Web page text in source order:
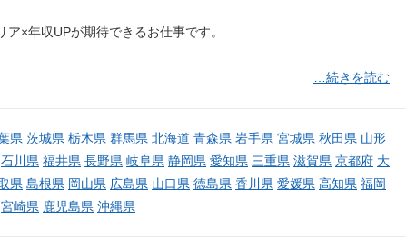
×年収UPが期待できるお仕事です。
…続きを読む
県 茨城県 栃木県 群馬県 北海道 青森県 岩手県 宮城県 秋田県 山形
石川県 福井県 長野県 岐阜県 静岡県 愛知県 三重県 滋賀県 京都府 大
県 島根県 岡山県 広島県 山口県 徳島県 香川県 愛媛県 高知県 福岡
宮崎県 鹿児島県 沖縄県